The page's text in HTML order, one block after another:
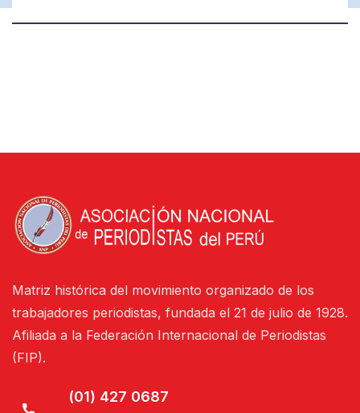
Matriz histórica del movimiento organizado de los
trabajadores periodistas, fundada el 21 de julio de 1928.
Afiliada a la Federación Internacional de Periodistas
(FIP).
(01) 427 0687